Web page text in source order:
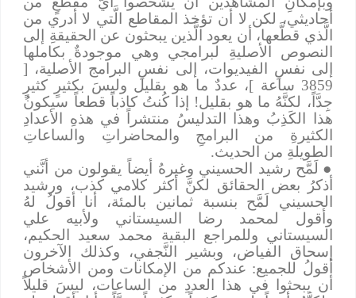
أحاديثي، لكن لا أن تؤخذ المقاطع الَّتي لا أدري من
الَّذي قطَّعها، أن يعود الَّذين يبحثون عن الحقيقةِ إلى
النصوص الأصليةِ لبرامجي وهي موجودةٌ بكاملها
إلى نفسِ الفيديوات، إلى نفسِ البرامج الأصلية، [
3859 ساعة ]، عددٌ ما هو بقليل وليسَ بكثيرٍ كثيرٍ
جِدَّاً، لكنَّهُ ما هو بقليل! إذا كُنتُ كاذباً قطعاً سيكونُ
هذا الكَذِبُ وهذا التدليسُ منتشراً في هذهِ الأعدادِ
الكثيرةِ من البرامجِ والمحاضراتِ والساعاتِ
الطويلةِ من الحديث.
●لَمَّح رشيد الحسيني وغيرهُ أيضاً يقولون من أنَّني
أذكرُ بعض الحقائق لكنَّ أكثر كلامي كذب، ورشيد
الحسيني لَمَّح بنسبة ثمانين بالمئة، أنا أقولُ لهُ
وأقول لمحمد رضا السيستاني ولأبيه علي
السيستاني وللمراجع البقية محمد سعيد الحكيم،
إسحاق الفياض، وبشير النَّجفي، وكذلك الآخرون
أقولُ للجميع: عندكم من الإمكانات ومن الأشخاص
أن يبحثوا في هذا العددِ من الساعات، ليسَ قليلاً